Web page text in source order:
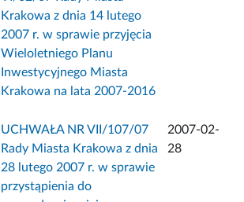
Krakowa z dnia 14 lutego
2007 r. w sprawie przyjęcia
Wieloletniego Planu
Inwestycyjnego Miasta
Krakowa na lata 2007-2016
UCHWAŁA NR VII/107/07
Rady Miasta Krakowa z dnia
28 lutego 2007 r. w sprawie
przystąpienia do
2007-02-
28